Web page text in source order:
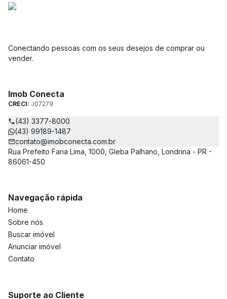
Conectando pessoas com os seus desejos de comprar ou
vender.
Imob Conecta
CRECI: J07279
(43) 3377-8000
(43) 99189-1487
contato@imobconecta.com.br
Rua Prefeito Faria Lima, 1000, Gleba Palhano, Londrina - PR -
86061-450
Navegação rápida
Home
Sobre nós
Buscar imóvel
Anunciar imóvel
Contato
Suporte ao Cliente